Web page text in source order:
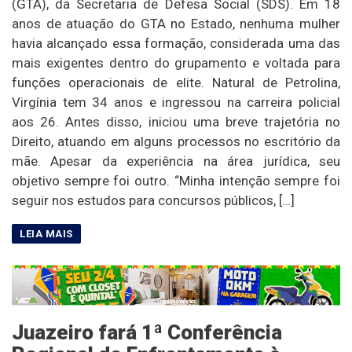
(GTA), da Secretaria de Defesa Social (SDS). Em 18
anos de atuação do GTA no Estado, nenhuma mulher
havia alcançado essa formação, considerada uma das
mais exigentes dentro do grupamento e voltada para
funções operacionais de elite. Natural de Petrolina,
Virgínia tem 34 anos e ingressou na carreira policial
aos 26. Antes disso, iniciou uma breve trajetória no
Direito, atuando em alguns processos no escritório da
mãe. Apesar da experiência na área jurídica, seu
objetivo sempre foi outro. “Minha intenção sempre foi
seguir nos estudos para concursos públicos, […]
Juazeiro fará 1ª Conferência